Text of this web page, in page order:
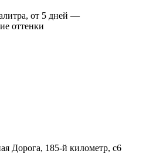
от 5 дней —
оттенки
Дорога, 185-й километр, с6